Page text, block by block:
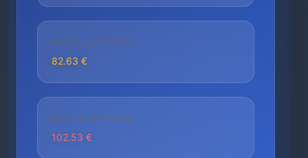
AKTUELLER PREIS
82.63 €
HÖCHSTER PREIS
102.53 €